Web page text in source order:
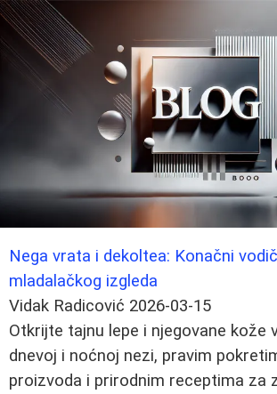
Nega vrata i dekoltea: Konačni
mladalačkog izgleda
Vidak Radicović 2026-03-15
Otkrijte tajnu lepe i njegovane kože
dnevoj i noćnoj nezi, pravim
proizvoda i prirodnim receptima za